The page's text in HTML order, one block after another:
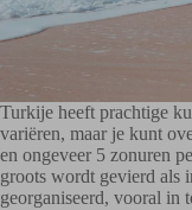
Turkije heeft prachtige
variëren, maar je kunt
en ongeveer 5 zonuren
groots wordt gevierd als
georganiseerd, vooral in